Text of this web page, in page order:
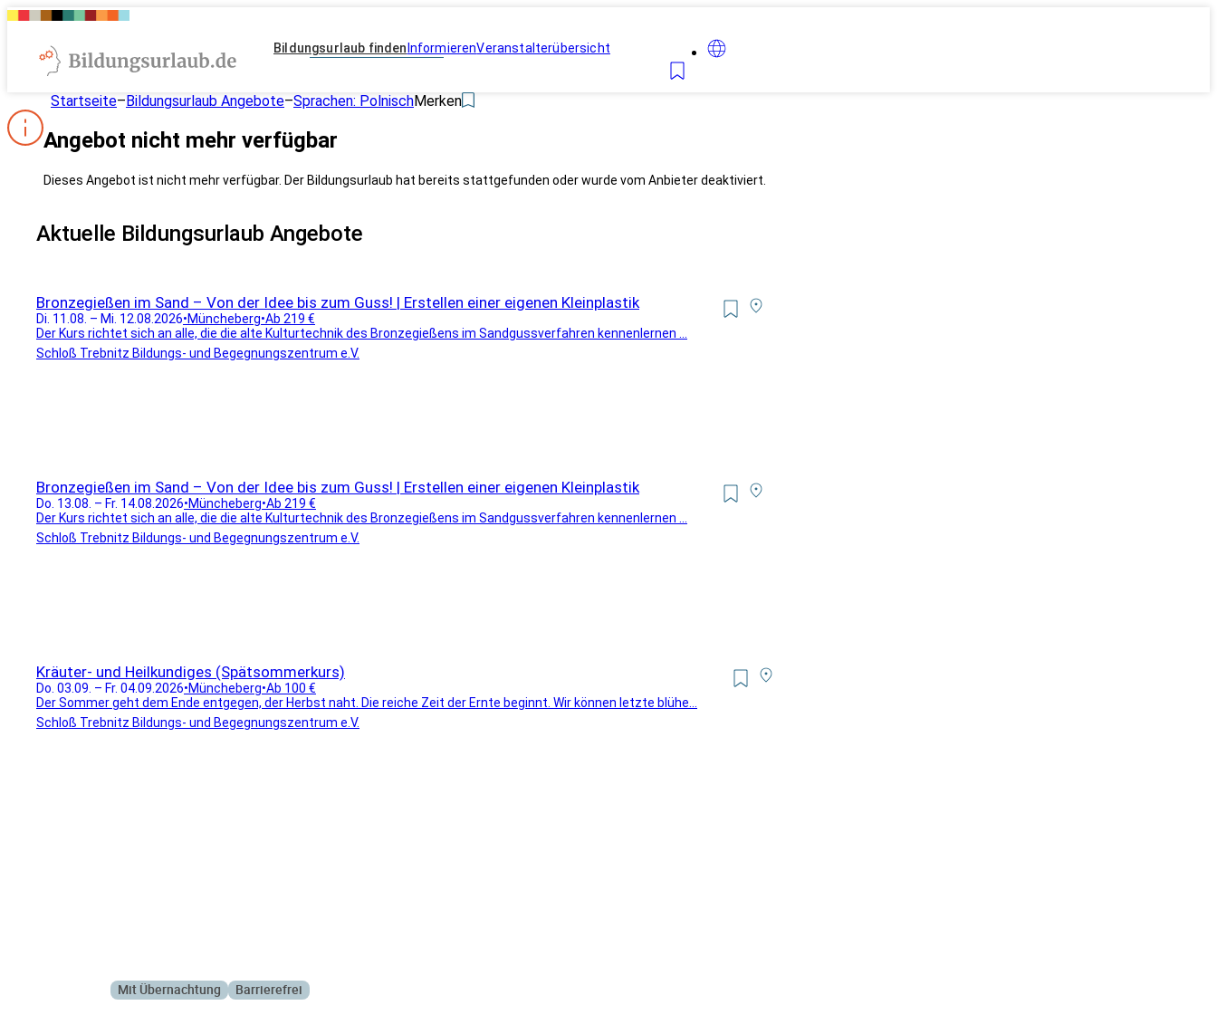
Bildungsurlaub finden InformierenVeranstalterübersicht
Startseite–Bildungsurlaub Angebote–Sprachen: PolnischMerken
Angebot nicht mehr verfügbar
Dieses Angebot ist nicht mehr verfügbar. Der Bildungsurlaub hat bereits stattgefunden oder wurde vom Anbieter deaktiviert.
Aktuelle Bildungsurlaub Angebote
Bronzegießen im Sand – Von der Idee bis zum Guss! | Erstellen einer eigenen Kleinplastik
Di. 11.08. – Mi. 12.08.2026•Müncheberg•Ab 219 €
Der Kurs richtet sich an alle, die die alte Kulturtechnik des Bronzegießens im Sandgussverfahren kennenlernen ...
Schloß Trebnitz Bildungs- und Begegnungszentrum e.V.
Bronzegießen im Sand – Von der Idee bis zum Guss! | Erstellen einer eigenen Kleinplastik
Do. 13.08. – Fr. 14.08.2026•Müncheberg•Ab 219 €
Der Kurs richtet sich an alle, die die alte Kulturtechnik des Bronzegießens im Sandgussverfahren kennenlernen ...
Schloß Trebnitz Bildungs- und Begegnungszentrum e.V.
Kräuter- und Heilkundiges (Spätsommerkurs)
Do. 03.09. – Fr. 04.09.2026•Müncheberg•Ab 100 €
Der Sommer geht dem Ende entgegen, der Herbst naht. Die reiche Zeit der Ernte beginnt. Wir können letzte blühe...
Schloß Trebnitz Bildungs- und Begegnungszentrum e.V.
Mit Übernachtung Barrierefrei